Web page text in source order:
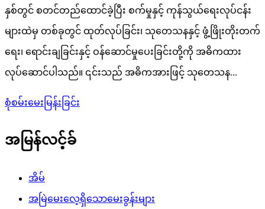
နှစ်တွင် စတင်တည်ထောင်ခဲ့ပြီး စက်မှုနှင့် ကုန်သွယ်ရေးလုပ်ငန်း
များထဲမှ တစ်ခုတွင် ထုတ်လုပ်ခြင်း၊ သုတေသနနှင့် ဖွံ့ဖြိုးတိုးတက်
ရေး၊ ရောင်းချခြင်းနှင့် ဝန်ဆောင်မှုပေးခြင်းတို့ကို အဓိကထား
လုပ်ဆောင်ပါသည်။ ၎င်းသည် အဓိကအားဖြင့် သုတေသန...
စုံစမ်းမေးမြန်းခြင်း
အမြန်လင့်ခ်
အိမ်
အမြဲမေးလေ့ရှိသောမေးခွန်းများ